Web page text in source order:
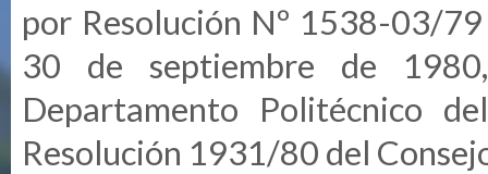
por Resolución Nº 1538-03/
30 de septiembre de
Departamento Politécnico
Resolución 1931/80 del